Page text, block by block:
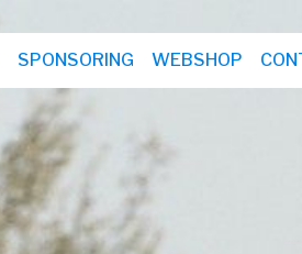
SPONSORING WEBSHOP